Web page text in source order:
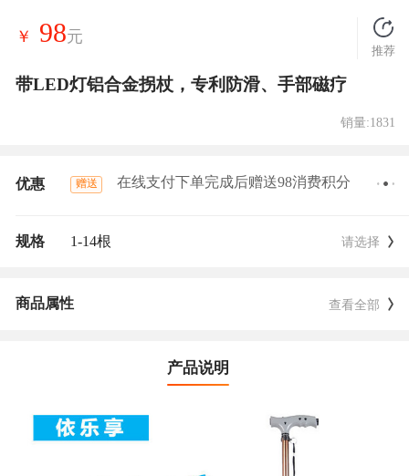
￥ 98元
推荐
带LED灯铝合金拐杖，专利防滑、手部磁疗
销量:1831
优惠 赠送 在线支付下单完成后赠送98消费积分
规格 1-14根 请选择
商品属性 查看全部
产品说明